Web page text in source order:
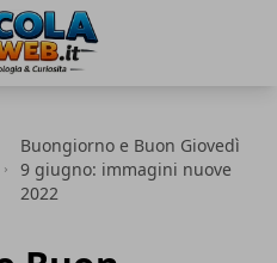
Buongiorno e Buon Giovedì
9 giugno: immagini nuove
2022